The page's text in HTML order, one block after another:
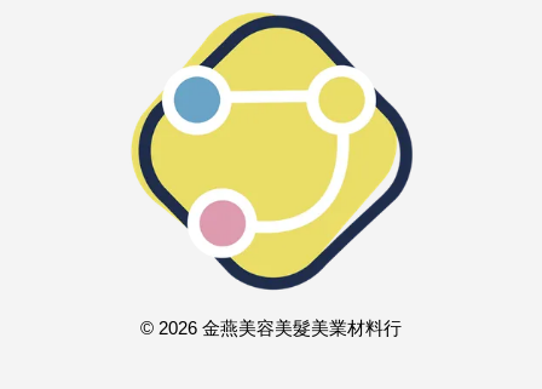
© 2026 金燕美容美髮美業材料行